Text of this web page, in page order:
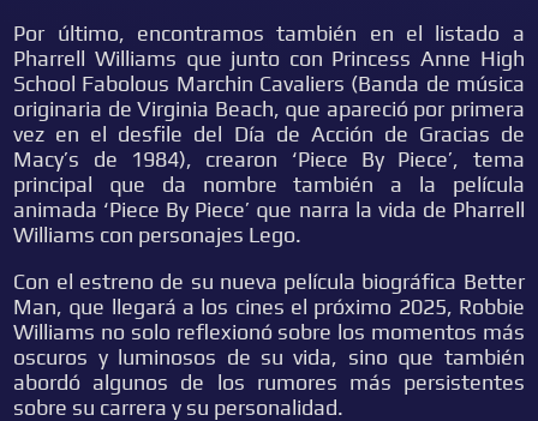
Por último, encontramos también en el listado a
Pharrell Williams que junto con Princess Anne High
School Fabolous Marchin Cavaliers (Banda de música
originaria de Virginia Beach, que apareció por primera
vez en el desfile del Día de Acción de Gracias de
Macy’s de 1984), crearon ‘Piece By Piece’, tema
principal que da nombre también a la película
animada ‘Piece By Piece’ que narra la vida de Pharrell
Williams con personajes Lego.
Con el estreno de su nueva película biográfica Better
Man, que llegará a los cines el próximo 2025, Robbie
Williams no solo reflexionó sobre los momentos más
oscuros y luminosos de su vida, sino que también
abordó algunos de los rumores más persistentes
sobre su carrera y su personalidad.